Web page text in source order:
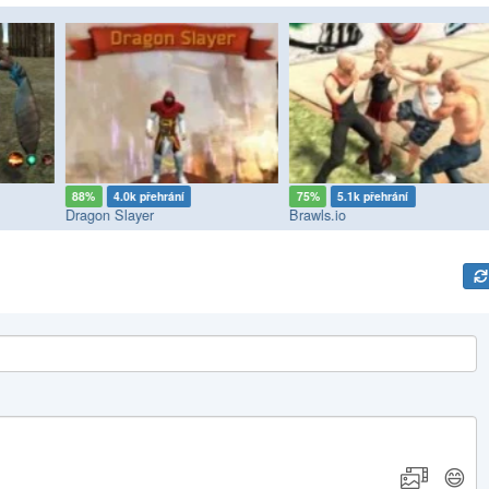
88% 4.0k přehrání
Dragon Slayer
75% 5.1k přehrání
Brawls.io
😄